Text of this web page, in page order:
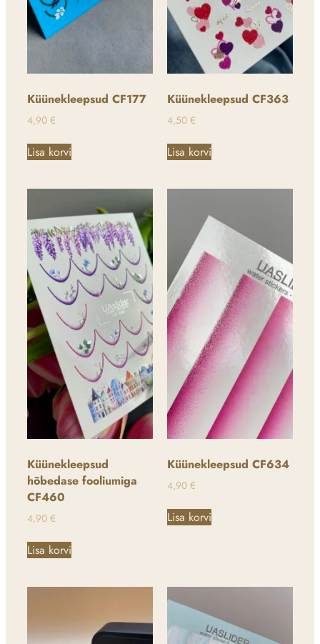
Küünekleepsud CF177
4,90 €
Lisa korvi
Küünekleepsud CF363
4,50 €
Lisa korvi
Küünekleepsud
hõbedase fooliumiga
CF460
4,90 €
Lisa korvi
Küünekleepsud CF634
4,90 €
Lisa korvi